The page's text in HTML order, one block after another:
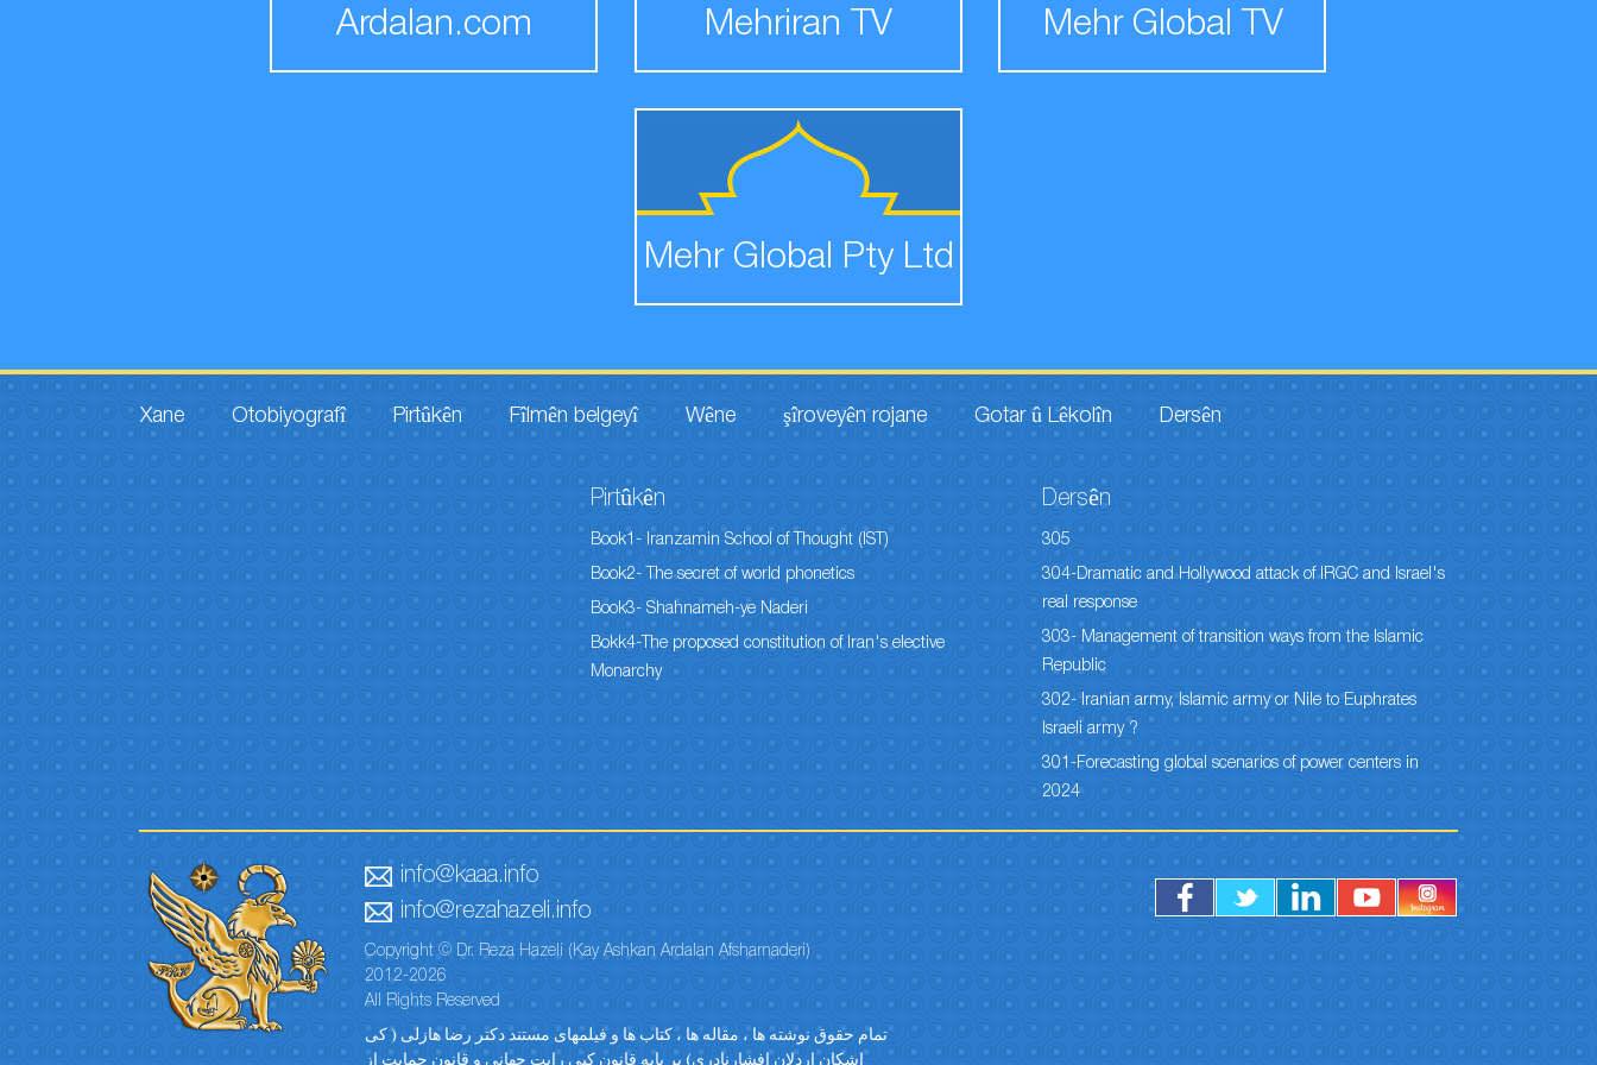
Ardalan.com Mehriran TV Mehr Global TV
Mehr Global Pty Ltd
Xane Otobiyografî Pirtûkên Fîlmên belgeyî Wêne şîroveyên rojane Gotar û Lêkolîn Dersên
Pirtûkên
Book1- Iranzamin School of Thought (IST)
Book2- The secret of world phonetics
Book3- Shahnameh-ye Naderi
Bokk4-The proposed constitution of Iran's elective
Monarchy
Dersên
305
304-Dramatic and Hollywood attack of IRGC and Israel's
real response
303- Management of transition ways from the Islamic
Republic
302- Iranian army, Islamic army or Nile to Euphrates
Israeli army ?
301-Forecasting global scenarios of power centers in
2024
info@kaaa.info
info@rezahazeli.info
Copyright © Dr. Reza Hazeli (Kay Ashkan Ardalan Afsharnaderi)
2012-2026
All Rights Reserved
تمام حقوق نوشته ها ، مقاله ها ، کتاب ها و فیلمهای مستند دکتر رضا هازلی ( کی
اشکان اردلان افشارنادری) بر پایه قانون کپی رایت جهانی و قانون حمایت از